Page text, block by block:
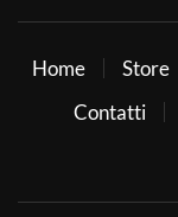
Home Store
Contatti